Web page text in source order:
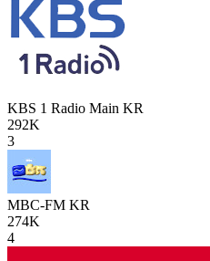
KBS 1 Radio Main KR
292K
3
MBC-FM KR
274K
4